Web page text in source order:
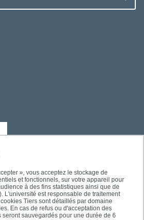
», vous acceptez le stockage de
et fonctionnels, sur votre appareil pour
à des fins statistiques ainsi que de
L'université est responsable de traitement
Tiers sont détaillés par domaine
En cas de refus ou d'acceptation des
seront sauvegardés pour une durée de 6